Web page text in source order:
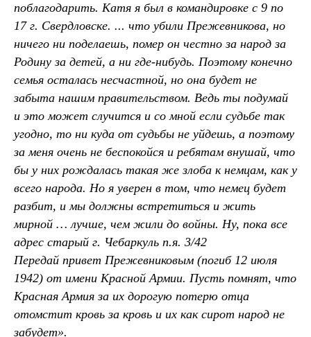
поблагодарить. Катя я был в командировке с 9 по
17 г. Свердловске. ... что убили Прежевникова, но
ничего ни поделаешь, помер он честно за народ за
Родину за детей, а ни где-нибудь. Поэтому конечно
семья осталась несчастной, но она будет не
забыта нашим правительством. Ведь ты подумай
и это может случится и со мной если судьбе так
угодно, то ни куда от судьбы не уйдешь, а поэтому
за меня очень не беспокойся и ребятам внушай, что
бы у них рождалась такая же злоба к немцам, как у
всего народа. Но я уверен в том, что немец будет
разбит, и мы должны встретиться и жить
мирной … лучше, чем жили до войны. Ну, пока все
адрес старый г. Чебаркуль п.я. 3/42
Передай привет Прежевниковым (погиб 12 июля
1942) от имени Красной Армии. Пусть помнят, что
Красная Армия за их дорогую потерю отца
отомстит кровь за кровь и их как сирот народ не
забудет».